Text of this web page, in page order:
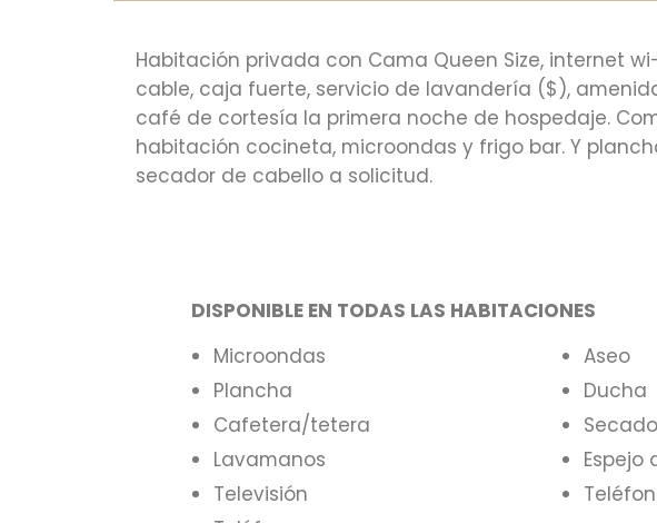
Habitación privada con Cama Queen Size, internet
cable, caja fuerte, servicio de lavandería ($),
café de cortesía la primera noche de hospedaje.
habitación cocineta, microondas y frigo bar. Y
secador de cabello a solicitud.
DISPONIBLE EN TODAS LAS HABITACIONES
Microondas
Plancha
Cafetera/tetera
Lavamanos
Televisión
Aseo
Ducha
Espejo